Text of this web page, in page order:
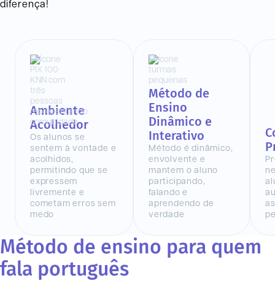
diferença!
Ambiente
Acolhedor
Os alunos se
sentem à vontade e
acolhidos,
permitindo que se
expressem
livremente e
cometam erros sem
medo
Método de
Ensino
Dinâmico e
Interativo
Método é dinâmico,
envolvente e
mantem o aluno
participando,
falando e
aprendendo de
verdade
Método de ensino para quem
fala português